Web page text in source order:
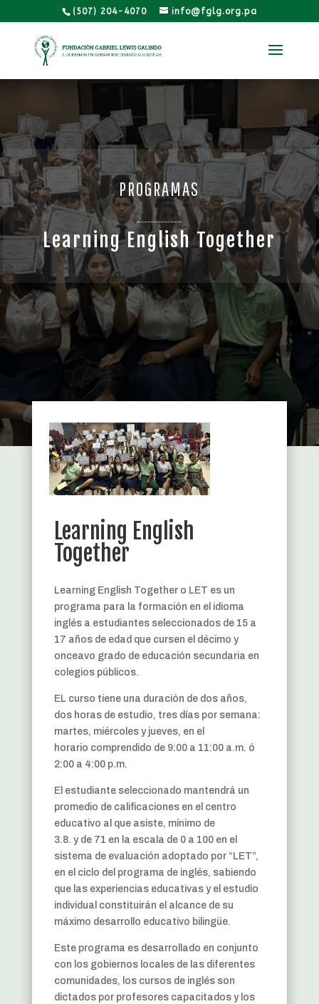
(507) 204-4070 info@fglg.org.pa
PROGRAMAS
Learning English Together
Learning English
Together
Learning English Together o LET es un
programa para la formación en el idioma
inglés a estudiantes seleccionados de 15 a
17 años de edad que cursen el décimo y
onceavo grado de educación secundaria en
colegios públicos.
EL curso tiene una duración de dos años,
dos horas de estudio, tres días por semana:
martes, miércoles y jueves, en el
horario comprendido de 9:00 a 11:00 a.m. ó
2:00 a 4:00 p.m.
El estudiante seleccionado mantendrá un
promedio de calificaciones en el centro
educativo al que asiste, mínimo de
3.8. y de 71 en la escala de 0 a 100 en el
sistema de evaluación adoptado por “LET”,
en el ciclo del programa de inglés, sabiendo
que las experiencias educativas y el estudio
individual constituirán el alcance de su
máximo desarrollo educativo bilingüe.
Este programa es desarrollado en conjunto
con los gobiernos locales de las diferentes
comunidades, los cursos de inglés son
dictados por profesores capacitados y los